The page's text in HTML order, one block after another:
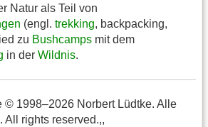
Natur als Teil von
(engl. trekking, backpacking,
zu Bushcamps mit dem
in der Wildnis.
© 1998–2026 Norbert Lüdtke. Alle
All rights reserved.,,